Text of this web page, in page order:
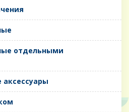
отдельными